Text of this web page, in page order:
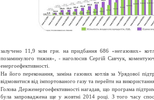
залучено 11,9 млн грн. на придбання 686 «негазових»
позаминулого тижня», - наголосив Сергій Савчук,
енергоефективності.
На його переконання, заміна газових котлів за Урядової
відмовитися від імпортованого газу та перейти на
Голова Держенергоефективності нагадав, що програма
була запроваджена ще у жовтні 2014 році. З того часу